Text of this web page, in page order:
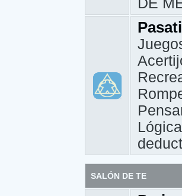
DE
Lógica
SALÓN DE TE